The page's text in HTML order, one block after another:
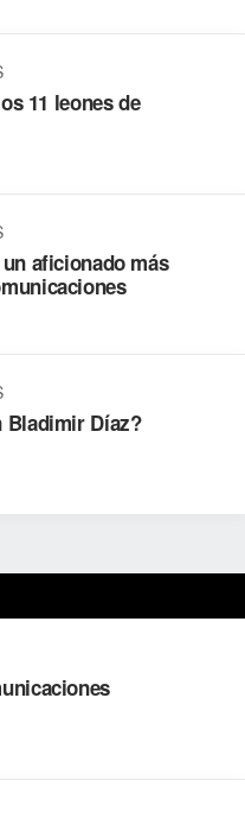
11 leones de
aficionado más
Bladimir Díaz?